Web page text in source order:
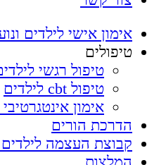
אימון אישי לילדים
טיפולים
טיפול רגשי
טיפול cbt לילדים
אימון
הדרכת הורים
קבוצת העצמה לילדים